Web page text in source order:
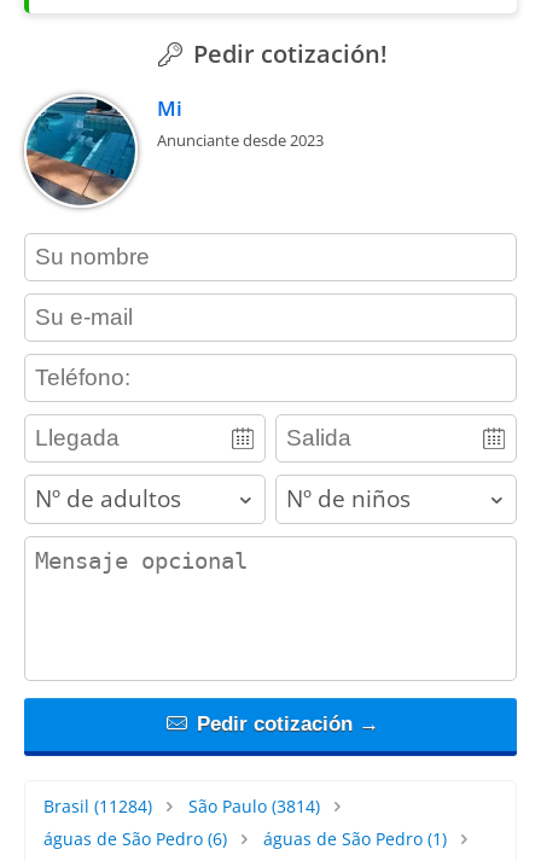
Pedir cotización!
Mi
Anunciante desde 2023
contact_name
contact_email
contact_phone
adults children
contact_message
Pedir cotización →
Brasil (11284) São Paulo(3814)
águas de São Pedro (6) águas de São Pedro(1)